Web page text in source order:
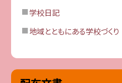
学校日記
地域とともにある学校づくり